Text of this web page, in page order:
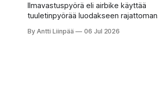
Ilmavastuspyörä eli airbike käyttää
tuuletinpyörää luodakseen rajattoman
rankempi treeni.
By Antti Liinpää 06 Jul 2026